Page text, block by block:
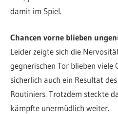
damit im Spiel.
Chancen vorne blieben
Leider zeigte sich die
gegnerischen Tor blieben viele
sicherlich auch ein Resultat
Routiniers. Trotzdem steckte
kämpfte unermüdlich weiter.